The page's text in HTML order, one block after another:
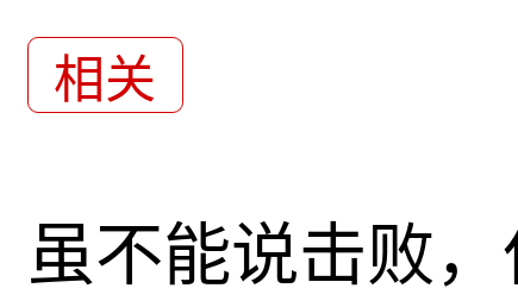
相关
虽不能说击败